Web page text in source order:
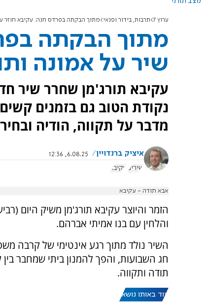
ערוץ 7 תרבות, בידור ופנאי מתוך הבקתה בפרדס חנה: עקיבא חוזר
מתוך הבקתה
שיר על אמונה
עקיבא תורג'מן שחרר שיר
נקודת הטוב גם בזמנים
מדבר על תקווה, הודיה
איציק ברנדויין
6.08.25, 12:36
שירים
עקיבא
אבא תודה - עקיבא
הזמר והיוצר עקיבא תורג'מן משיק היום
והלחין עם בנו אמיתי אברהם.
השיר נולד מתוך רגע אינטימי של קרבה
חג השבועות, והפך להמנון ביתי שמחבר
תודה ותקווה.
עוד באותו נושא: